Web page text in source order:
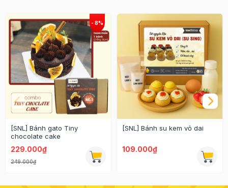
[SNL] Bánh gato Tiny
chocolate cake
229.000₫
249.000₫
[SNL] Bánh su kem vỏ dai
109.000₫